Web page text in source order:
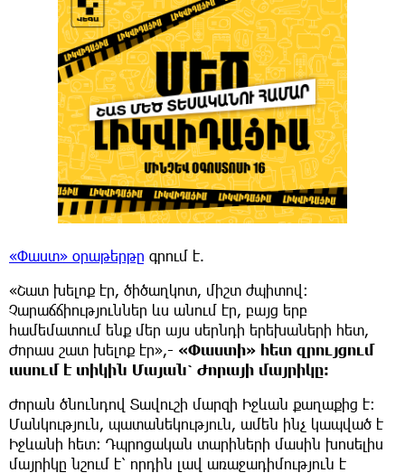
«Փաստ» օրաթերթը գրում է.
«Շատ խելոք էր, ծիծաղկոտ, միշտ ժպիտով։
Չարաճճիություններ ևս անում էր, բայց երբ
համեմատում ենք մեր այս սերնդի երեխաների հետ,
Ժորաս շատ խելոք էր», - «Փաստի» հետ զրույցում
ասում է տիկին Մայան՝ Ժորայի մայրիկը։
Ժորան ծնունդով Տավուշի մարզի Իջևան քաղաքից է։
Մանկություն, պատանեկություն, ամեն ինչ կապված է
Իջևանի հետ։ Դպրոցական տարիների մասին խոսելիս
մայրիկը նշում է՝ որդին լավ առաջադիմություն է